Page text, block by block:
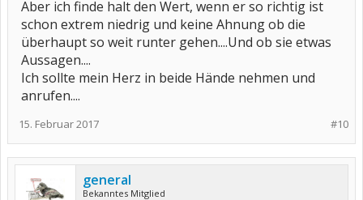
Aber ich finde halt den Wert, wenn er so richtig ist
schon extrem niedrig und keine Ahnung ob die
überhaupt so weit runter gehen....Und ob sie etwas
Aussagen....
Ich sollte mein Herz in beide Hände nehmen und
anrufen....
#10
15. Februar 2017
general
Bekanntes Mitglied